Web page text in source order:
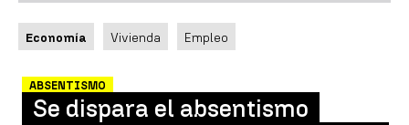
Economía Vivienda Empleo
ABSENTISMO
Se dispara el absentismo